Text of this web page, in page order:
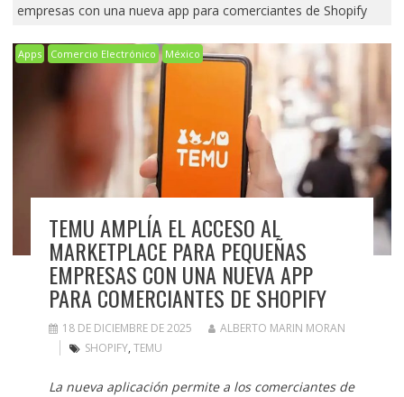
empresas con una nueva app para comerciantes de Shopify
Apps Comercio Electrónico México
TEMU AMPLÍA EL ACCESO AL
MARKETPLACE PARA PEQUEÑAS
EMPRESAS CON UNA NUEVA APP
PARA COMERCIANTES DE SHOPIFY
18 DE DICIEMBRE DE 2025
ALBERTO MARIN MORAN
SHOPIFY, TEMU
La nueva aplicación permite a los comerciantes de